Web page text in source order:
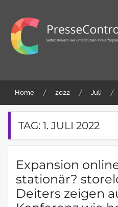
content
PresseControl
erfolgreiche Pressearbeit
Home 2022 Juli
TAG: 1. JULI 2022
Expansion
stationär?
Deiters zeigen